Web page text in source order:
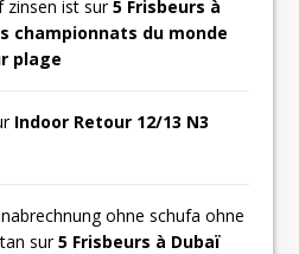
zinsen ist sur5 Frisbeurs à
championnats du monde
plage
Indoor Retour 12/13 N3
ohne schufa ohne
sur5 Frisbeurs à Dubaï